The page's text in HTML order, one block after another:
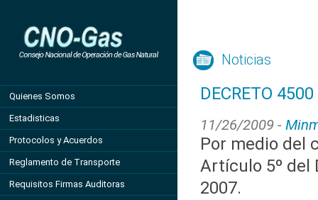
Quienes Somos
Estadisticas
Protocolos y Acuerdos
Reglamento de Transporte
Requisitos Firmas Auditoras
Noticias
DECRETO
11/26/2009 -
Por medio del
Artículo 5º del
2007.